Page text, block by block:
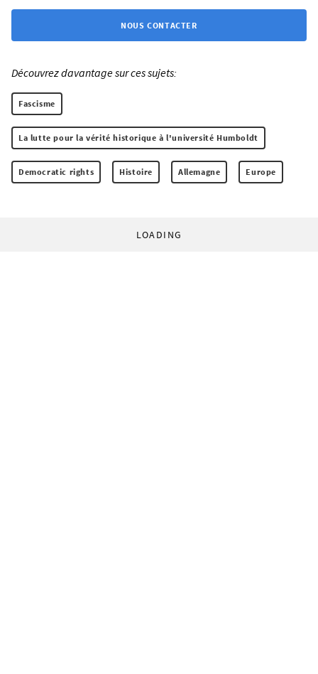
NOUS CONTACTER
Découvrez davantage sur ces sujets:
Fascisme
La lutte pour la vérité historique à l'université Humboldt
Democratic rights Histoire Allemagne Europe
LOADING